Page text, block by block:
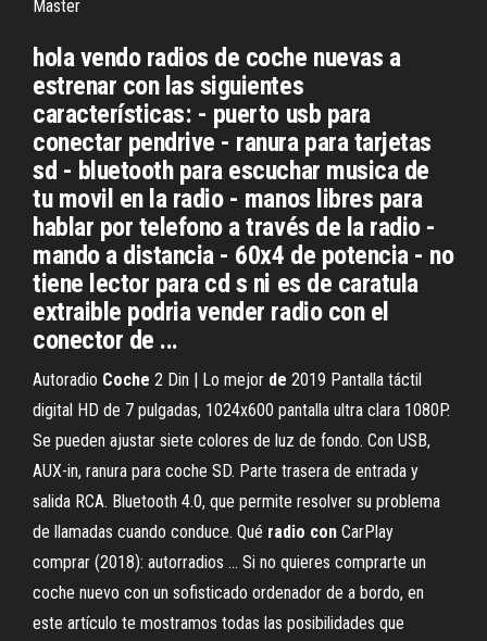
Master
hola vendo radios de coche nuevas a
estrenar con las siguientes
características: - puerto usb para
conectar pendrive - ranura para tarjetas
sd - bluetooth para escuchar musica de
tu movil en la radio - manos libres para
hablar por telefono a través de la radio -
mando a distancia - 60x4 de potencia - no
tiene lector para cd s ni es de caratula
extraible podria vender radio con el
conector de ...
Autoradio Coche 2 Din | Lo mejor de 2019 Pantalla táctil
digital HD de 7 pulgadas, 1024x600 pantalla ultra clara 1080P.
Se pueden ajustar siete colores de luz de fondo. Con USB,
AUX-in, ranura para coche SD. Parte trasera de entrada y
salida RCA. Bluetooth 4.0, que permite resolver su problema
de llamadas cuando conduce. Qué radio con CarPlay
comprar (2018): autorradios ... Si no quieres comprarte un
coche nuevo con un sofisticado ordenador de a bordo, en
este artículo te mostramos todas las posibilidades que